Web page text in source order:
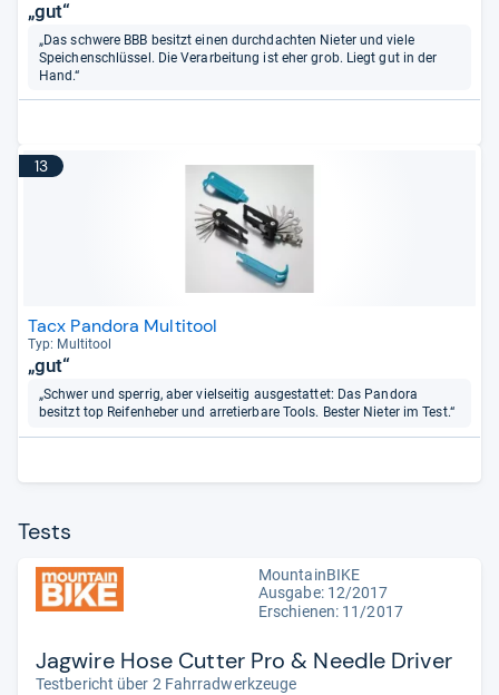
„gut“
„Das schwere BBB besitzt einen durchdachten Nieter und viele
Speichenschlüssel. Die Verarbeitung ist eher grob. Liegt gut in der
Hand.“
13
Tacx Pandora Multitool
Typ: Mul­ti­tool
„gut“
„Schwer und sperrig, aber vielseitig ausgestattet: Das Pandora
besitzt top Reifenheber und arretierbare Tools. Bester Nieter im Test.“
Tests
MountainBIKE
Ausgabe: 12/2017
Erschienen: 11/2017
Jagwire Hose Cutter Pro & Needle Driver
Testbericht über 2 Fahrradwerkzeuge